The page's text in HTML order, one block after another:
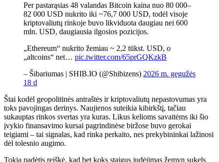
Per pastarąsias 48 valandas Bitcoin kaina nuo 80 000–
82 000 USD nukrito iki ~76,7 000 USD, todėl visoje
kriptovaliutų rinkoje buvo likviduota daugiau nei 600
mln. USD, daugiausia ilgosios pozicijos.
„Ethereum“ nukrito žemiau ~ 2,2 tūkst. USD, o
„altcoins“ net… pic.twitter.com/65prGQKzkB
– Šibariumas | SHIB.IO (@Shibizens) 2026 m. gegužės
18 d
Štai kodėl geopolitinės antraštės ir kriptovaliutų nepastovumas yra
toks pavojingas derinys. Naujienos suteikia kibirkštį, tačiau
sukauptas rinkos svertas yra kuras. Likus kelioms savaitėms iki šio
įvykio finansavimo kursai pagrindinėse biržose buvo gerokai
teigiami – tai signalas, kad rinka perkaito, nes prekybininkai lažinosi
dėl tolesnio augimo.
Tokia padėtis reiškė, kad bet koks staigus judėjimas žemyn sukels